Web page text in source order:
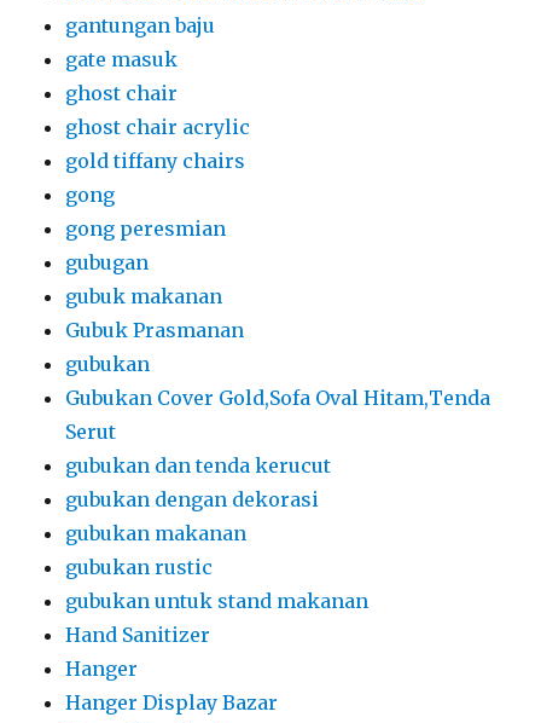
gantungan baju
gate masuk
ghost chair
ghost chair acrylic
gold tiffany chairs
gong
gong peresmian
gubugan
gubuk makanan
Gubuk Prasmanan
gubukan
Gubukan Cover Gold,Sofa Oval Hitam,Tenda
Serut
gubukan dan tenda kerucut
gubukan dengan dekorasi
gubukan makanan
gubukan rustic
gubukan untuk stand makanan
Hand Sanitizer
Hanger
Hanger Display Bazar